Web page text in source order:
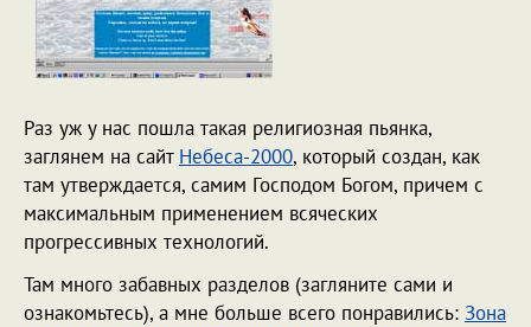
Раз уж у нас пошла такая религиозная пьянка,
заглянем на сайт Небеса-2000, который создан, как
там утверждается, самим Господом Богом, причем с
максимальным применением всяческих
прогрессивных технологий.
Там много забавных разделов (загляните сами и
ознакомьтесь), а мне больше всего понравились: Зона